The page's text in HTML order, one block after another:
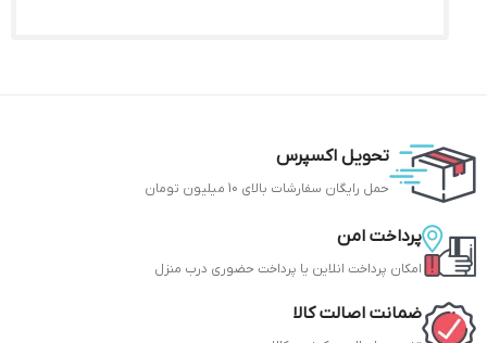
تحویل اکسپرس
حمل رایگان سفارشات بالای 10 میلیون تومان
پرداخت امن
امکان پرداخت انلاین یا پرداخت حضوری درب منزل
ضمانت اصالت کالا